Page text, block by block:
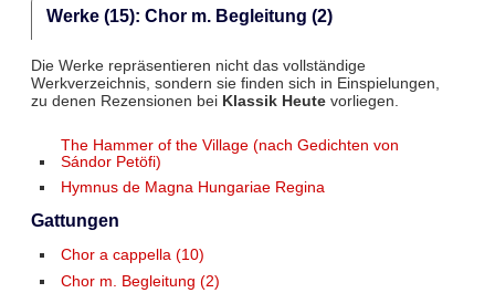
Werke (15): Chor m. Begleitung (2)
Die Werke repräsentieren nicht das vollständige
Werkverzeichnis, sondern sie finden sich in Einspielungen,
zu denen Rezensionen bei Klassik Heutevorliegen.
The Hammer of the Village (nach Gedichten von
Sándor Petöfi)
Hymnus de Magna Hungariae Regina
Gattungen
Chor a cappella (10)
Chor m. Begleitung (2)